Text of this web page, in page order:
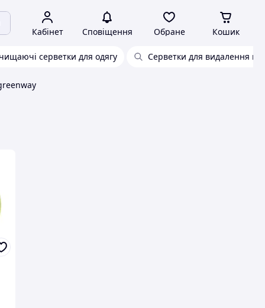
Кабінет Сповіщення Обране Кошик
серветки для одягу Серветки для видалення